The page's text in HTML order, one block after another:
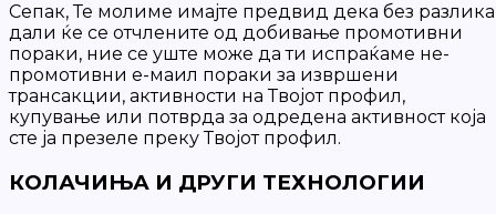
Сепак, Те молиме имајте предвид дека без разлика
дали ќе се отчлените од добивање промотивни
пораки, ние се уште може да ти испраќаме не-
промотивни е-маил пораки за извршени
трансакции, активности на Твојот профил,
купување или потврда за одредена активност која
сте ја презеле преку Твојот профил.
КОЛАЧИЊА И ДРУГИ ТЕХНОЛОГИИ